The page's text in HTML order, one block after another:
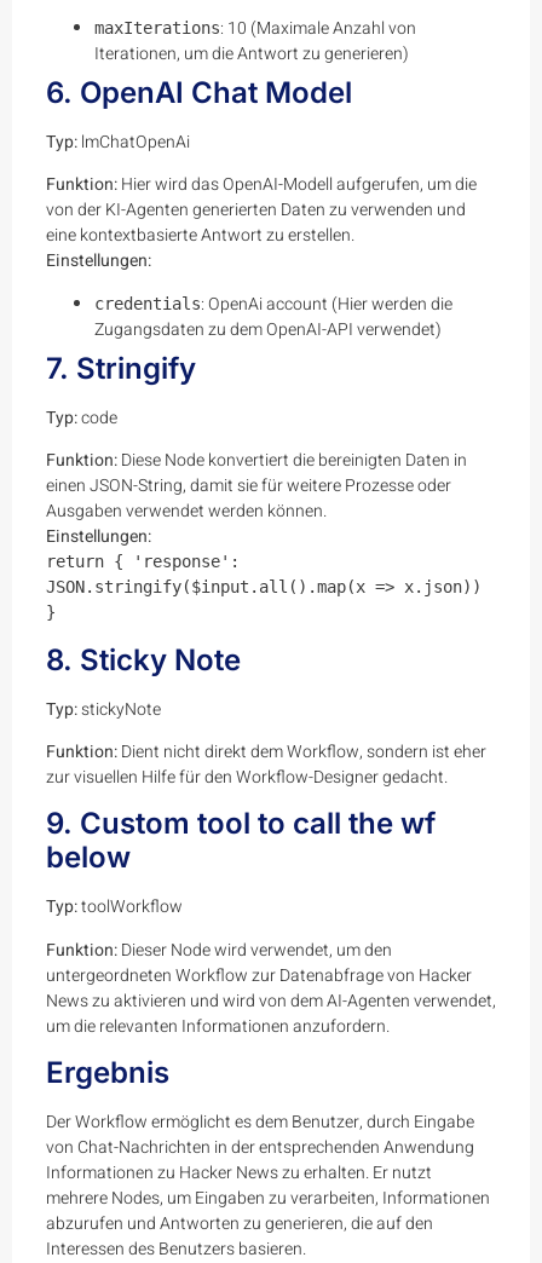
maxIterations: 10 (Maximale Anzahl von
Iterationen, um die Antwort zu generieren)
6. OpenAI Chat Model
Typ:lmChatOpenAi
Funktion:Hier wird das OpenAI-Modell aufgerufen, um die
von der KI-Agenten generierten Daten zu verwenden und
eine kontextbasierte Antwort zu erstellen.
Einstellungen:
credentials: OpenAi account (Hier werden die
Zugangsdaten zu dem OpenAI-API verwendet)
7. Stringify
Typ:code
Funktion:Diese Node konvertiert die bereinigten Daten in
einen JSON-String, damit sie für weitere Prozesse oder
Ausgaben verwendet werden können.
Einstellungen:
return { 'response':
JSON.stringify($input.all().map(x => x.json))
}
8. Sticky Note
Typ:stickyNote
Funktion:Dient nicht direkt dem Workflow, sondern ist eher
zur visuellen Hilfe für den Workflow-Designer gedacht.
9. Custom tool to call the wf
below
Typ:toolWorkflow
Funktion:Dieser Node wird verwendet, um den
untergeordneten Workflow zur Datenabfrage von Hacker
News zu aktivieren und wird von dem AI-Agenten verwendet,
um die relevanten Informationen anzufordern.
Ergebnis
Der Workflow ermöglicht es dem Benutzer, durch Eingabe
von Chat-Nachrichten in der entsprechenden Anwendung
Informationen zu Hacker News zu erhalten. Er nutzt
mehrere Nodes, um Eingaben zu verarbeiten, Informationen
abzurufen und Antworten zu generieren, die auf den
Interessen des Benutzers basieren.